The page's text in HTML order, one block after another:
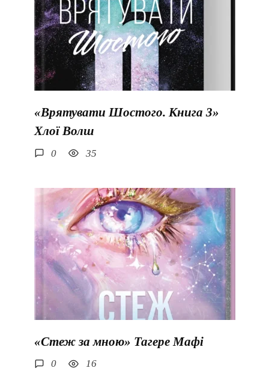
«Врятувати Шостого. Книга 3»
Хлої Волш
0 35
«Стеж за мною» Тагере Мафі
0 16